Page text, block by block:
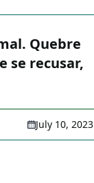
Quebre
se recusar,
July 10, 2023